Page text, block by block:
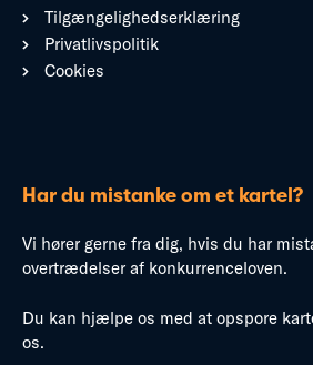
Tilgængelighedserklæring
Privatlivspolitik
Cookies
Har du mistanke om et kartel?
Vi hører gerne fra dig, hvis du har
overtrædelser af konkurrenceloven.
Du kan hjælpe os med at opspore
os.